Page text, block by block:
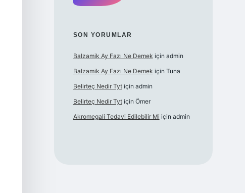
SON YORUMLAR
Balzamik Ay Fazı Ne Demek için admin
Balzamik Ay Fazı Ne Demek için Tuna
Belirteç Nedir Tytiçin admin
Belirteç Nedir Tytiçin Ömer
Akromegali Tedavi Edilebilir Mi için admin